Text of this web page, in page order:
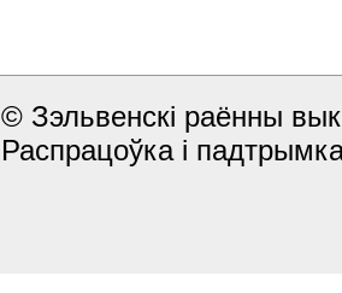
© Зэльвенскі раённы
Распрацоўка і